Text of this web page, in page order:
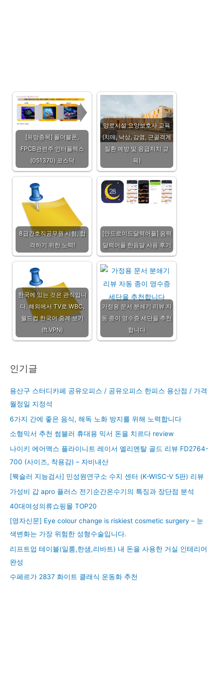
[유망종목] 폴더블폰,
FPCB관련주 인터플렉스
(051370) 코스닥
양로시설 요양보호사 교육
(치매, 낙상, 감염, 근골격계
질환 예방 및 응급처치 교
육)
8급간호직공무원 시험, 합
격하기 위한 노력!
[안드로이드달력어플] 음력
달력어플 한음달 사용 후기
한국에 있는 것은 관직입니
다. 해외에서 TV로 WBC,
월드컵 한국어 중계 보기
(ft.VPN)
가정용 문서 분쇄기 리뷰 자
동 종이 영수증 세단을 추천
합니다
인기글
용산구 스터디카페 공유오피스 / 공유오피스 한피스 용산점 / 가격
월정일 지정석
6가지 간에 좋은 음식, 해독 노화 방지를 위해 노력합니다
소형믹서 추천 썸블러 휴대용 믹서 돈을 치르다 review
나이키 에어맥스 플라이니트 레이서 엘리멘탈 골드 리뷰 FD2764-
700 (사이즈, 착용감) – 자비내산
[웩슬러 지능검사] 민성원연구소 수지 센터 (K-WISC-V 5판) 리뷰
가성비 갑 apro 플러스 전기순간온수기의 특징과 장단점 분석
40대여성의류쇼핑몰 TOP20
[영자신문] Eye colour change is riskiest cosmetic surgery – 눈
색변화는 가장 위험한 성형수술입니다.
리프트업 테이블(일룸,한샘,리바트) 내 돈을 사용한 거실 인테리어
완성
수페르가 2837 화이트 클래식 운동화 추천